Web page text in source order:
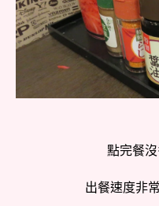
點完餐
出餐速度非